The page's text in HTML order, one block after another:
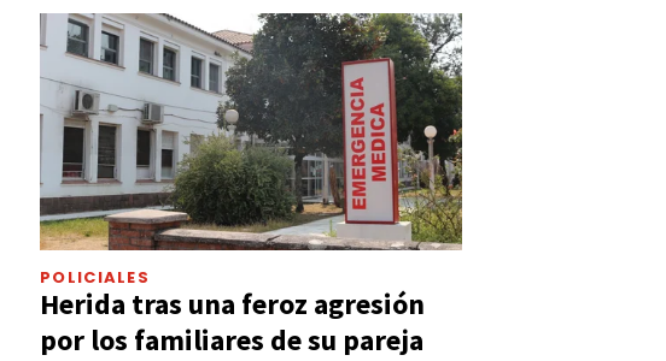
POLICIALES
Herida tras una feroz agresión
por los familiares de su pareja